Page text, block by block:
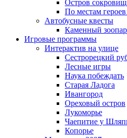
Остров сокровищ
По местам
Автобусные квесты
Каменный
Игровые программы
Интерактив на улице
Сестрорецкий
Лесные игры
Наука побеждать
Старая Ладога
Ивангород
Ореховый остров
Лукоморье
Чаепитие у
Копорье